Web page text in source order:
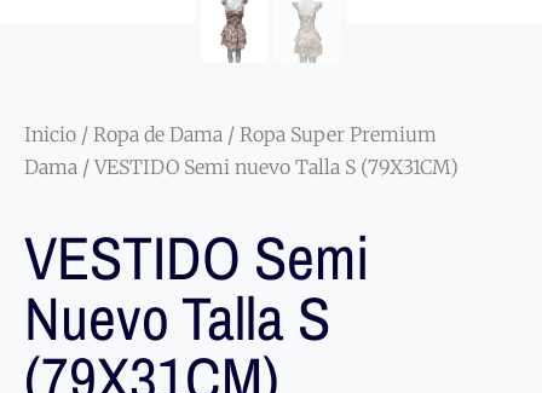
Inicio / Ropa de Dama / Ropa Super Premium
Dama / VESTIDO Semi nuevo Talla S (79X31CM)
VESTIDO Semi
Nuevo Talla S